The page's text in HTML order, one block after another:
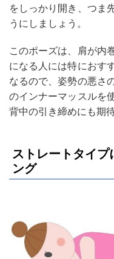
をしっかり開き、つま
うにしましょう。
このポーズは、肩が内
になる人には特におす
なるので、姿勢の悪さ
のインナーマッスルを
背中の引き締めにも期
ストレートタイ
ング